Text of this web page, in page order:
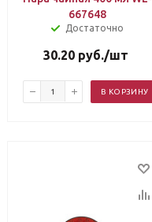
667648
Достаточно
30.20 руб./шт
В КОРЗИНУ